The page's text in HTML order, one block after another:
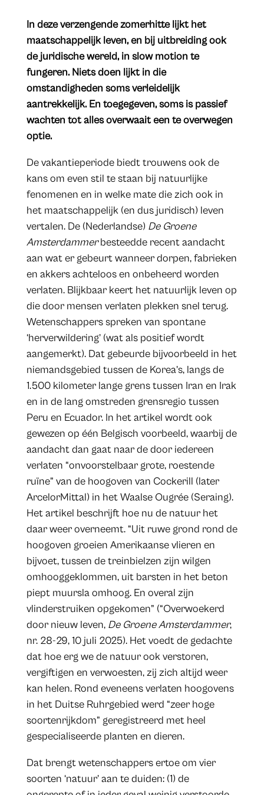
​In deze verzengende zomerhitte lijkt het
maatschappelijk leven, en bij uitbreiding ook
de juridische wereld, in slow motion te
fungeren. Niets doen lijkt in die
omstandigheden soms verleidelijk
aantrekkelijk. En toegegeven, soms is passief
wachten tot alles overwaait een te overwegen
optie.
De vakantieperiode biedt trouwens ook de
kans om even stil te staan bij natuurlijke
fenomenen en in welke mate die zich ook in
het maatschappelijk (en dus juridisch) leven
vertalen. De (Nederlandse) De Groene
Amsterdammerbesteedde recent aandacht
aan wat er gebeurt wanneer dorpen, fabrieken
en akkers achteloos en onbeheerd worden
verlaten. Blijkbaar keert het natuurlijk leven op
die door mensen verlaten plekken snel terug.
Wetenschappers spreken van spontane
‘herverwildering’ (wat als positief wordt
aangemerkt). Dat gebeurde bijvoorbeeld in het
niemandsgebied tussen de Korea’s, langs de
1.500 kilometer lange grens tussen Iran en Irak
en in de lang omstreden grensregio tussen
Peru en Ecuador. In het artikel wordt ook
gewezen op één Belgisch voorbeeld, waarbij de
aandacht dan gaat naar de door iedereen
verlaten “onvoorstelbaar grote, roestende
ruïne” van de hoogoven van Cockerill (later
ArcelorMittal) in het Waalse Ougrée (Seraing).
Het artikel beschrijft hoe nu de natuur het
daar weer overneemt. “Uit ruwe grond rond de
hoogoven groeien Amerikaanse vlieren en
bijvoet, tussen de treinbielzen zijn wilgen
omhooggeklommen, uit barsten in het beton
piept muursla omhoog. En overal zijn
vlinderstruiken opgekomen” (“Overwoekerd
door nieuw leven, De Groene Amsterdammer,
nr. 28-29, 10 juli 2025). Het voedt de gedachte
dat hoe erg we de natuur ook verstoren,
vergiftigen en verwoesten, zij zich altijd weer
kan helen. Rond eveneens verlaten hoogovens
in het Duitse Ruhrgebied werd “zeer hoge
soortenrijkdom” geregistreerd met heel
gespecialiseerde planten en dieren.
Dat brengt wetenschappers ertoe om vier
soorten ‘natuur’ aan te duiden: (1) de